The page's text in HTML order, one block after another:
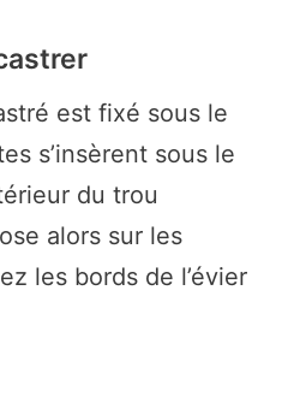
est fixé sous le
s’insèrent sous le
du trou
alors sur les
les bords de l’évier